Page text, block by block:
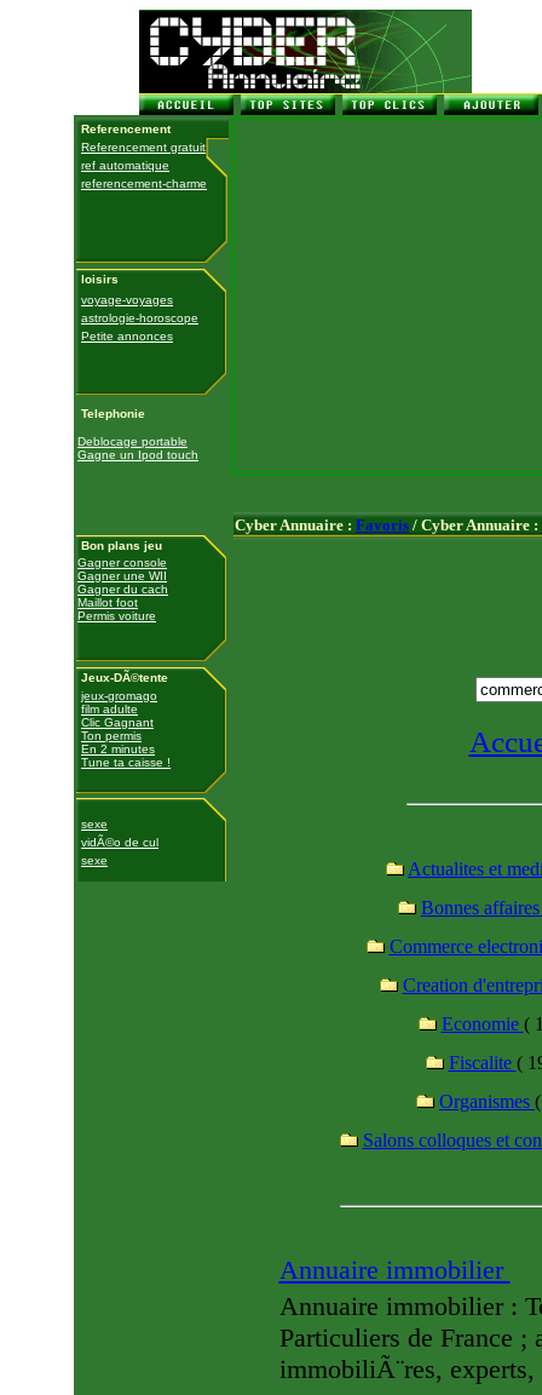
Referencement
Referencement gratuit
ref automatique
referencement-charme
loisirs
voyage-voyages
astrologie-horoscope
Petite annonces
Telephonie
Deblocage portable
Gagne un Ipod touch
Bon plans jeu
Gagner console
Gagner une WII
Gagner du cach
Maillot foot
Permis voiture
Jeux-DÃ©tente
jeux-gromago
film adulte
Clic Gagnant
Ton permis
En 2 minutes
Tune ta caisse !
sexe
vidÃ©o de cul
sexe
Cyber Annuaire : Favoris / Cyber Annuaire :
Actualites et
Bonnes
Commerce
Creation
Economie (
Fiscalite (
Organismes
Salons colloques et
Annuaire immobilier
Annuaire immobilier :
Particuliers de France ;
immobiliÃ¨res,